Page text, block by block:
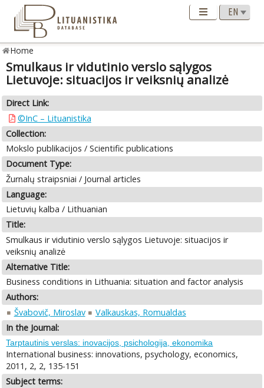
Home
Smulkaus ir vidutinio verslo sąlygos
Lietuvoje: situacijos ir veiksnių analizė
Direct Link:
©InC – Lituanistika
Collection:
Mokslo publikacijos / Scientific publications
Document Type:
Žurnalų straipsniai / Journal articles
Language:
Lietuvių kalba / Lithuanian
Title:
Smulkaus ir vidutinio verslo sąlygos Lietuvoje: situacijos ir
veiksnių analizė
Alternative Title:
Business conditions in Lithuania: situation and factor analysis
Authors:
Švabovič, Miroslav
Valkauskas, Romualdas
In the Journal:
Tarptautinis verslas: inovacijos, psichologija, ekonomika
International business: innovations, psychology, economics,
2011, 2, 2, 135-151
Subject terms: